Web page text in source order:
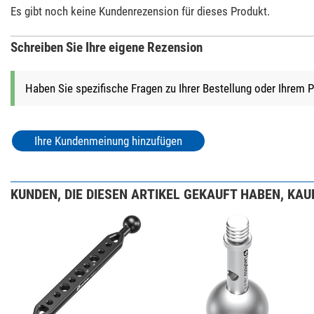
Es gibt noch keine Kundenrezension für dieses Produkt.
Schreiben Sie Ihre eigene Rezension
Haben Sie spezifische Fragen zu Ihrer Bestellung oder Ihrem
Ihre Kundenmeinung hinzufügen
KUNDEN, DIE DIESEN ARTIKEL GEKAUFT HABEN,